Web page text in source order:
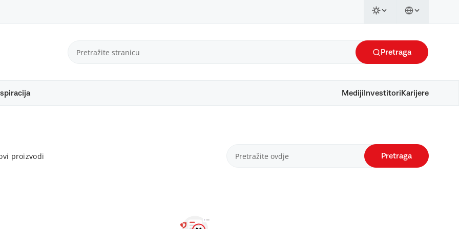
Pretraga
Mediji Investitori Karijere
proizvodi Pretraga